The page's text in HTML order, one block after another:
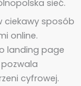
sieć.
ciekawy sposób
online.
landing page
cyfrowej.